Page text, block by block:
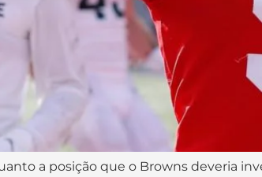
a posição que o Browns deveria